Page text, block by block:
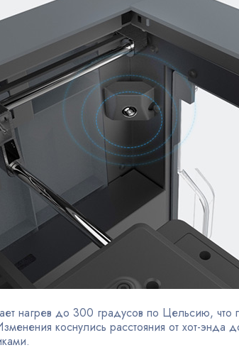
нагрев до 300 градусов по Цельсию, что
коснулись расстояния от хот-энда